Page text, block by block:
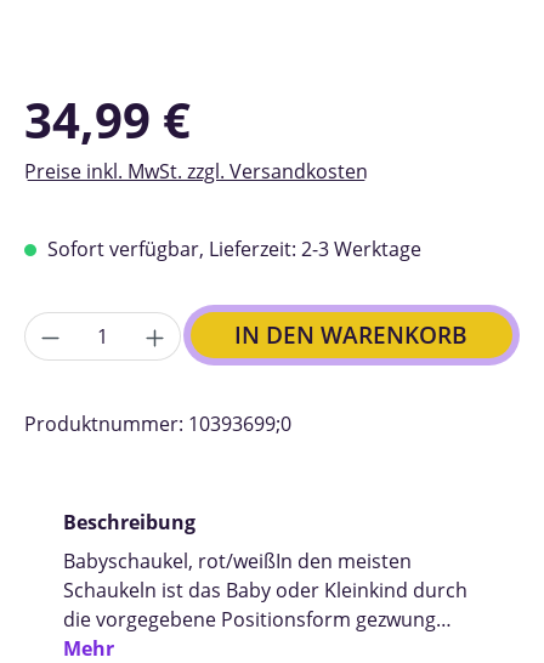
Regulärer Preis:
34,99 €
Preise inkl. MwSt. zzgl. Versandkosten
Sofort verfügbar, Lieferzeit: 2-3 Werktage
Anzahl IN DEN WARENKORB
Produktnummer: 10393699;0
Beschreibung
Babyschaukel, rot/weißIn den meisten
Schaukeln ist das Baby oder Kleinkind durch
die vorgegebene Positionsform gezwung…
Mehr